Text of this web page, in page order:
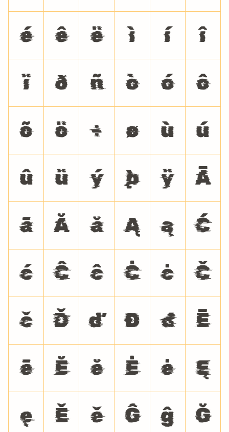
é
ê ë ì í
î
ï
ð ñ ò ó
ô
õ
ö ÷ ø ù
ú
û
ü ý þ ÿ
Ā
ā
Ă ă Ą ą
Ć
ć
Ĉ ĉ Ċ ċ
Č
č
Ď ď Đ đ
Ē
ē
Ĕ ĕ Ė ė
Ę
ę
Ě ě Ĝ ĝ Ğ